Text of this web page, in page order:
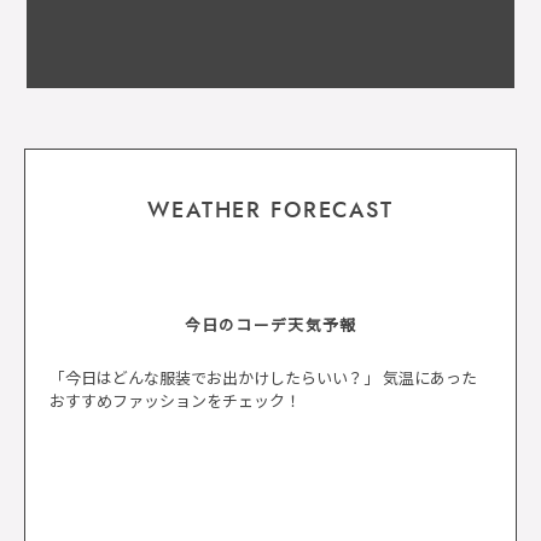
WEATHER FORECAST
今日のコーデ天気予報
「今日はどんな服装でお出かけしたらいい？」 気温にあった
おすすめファッションをチェック！